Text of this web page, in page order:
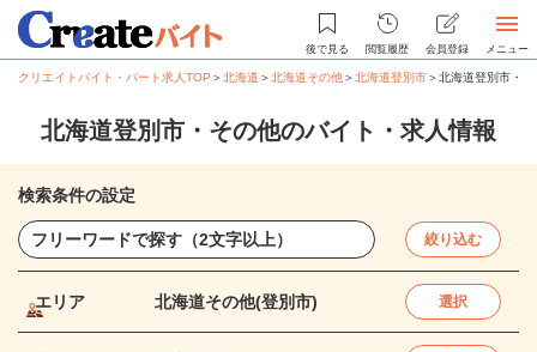
後で見る 閲覧履歴 会員登録 メニュー
クリエイトバイト・パート求人TOP ＞北海道 ＞北海道その他＞北海道登別市＞北海道登別市・
北海道登別市・その他のバイト・求人情報
検索条件の設定
絞り込む
エリア 北海道その他(登別市) 選択